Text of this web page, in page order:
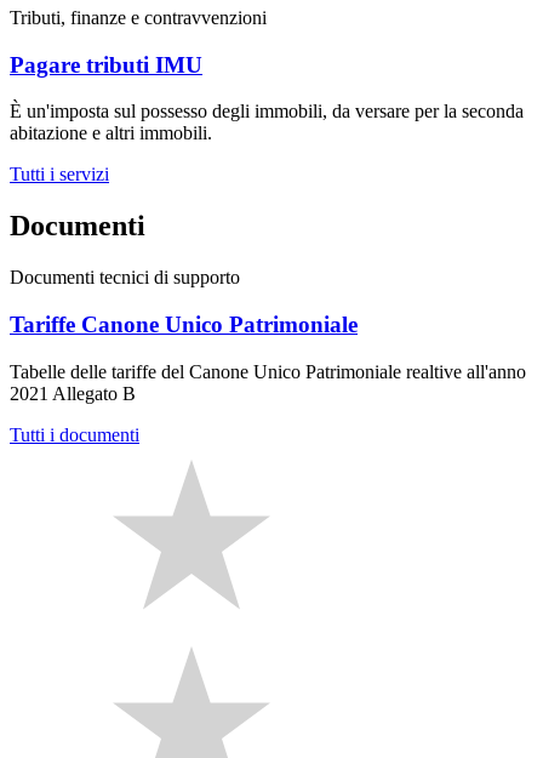
Tributi, finanze e contravvenzioni
Pagare tributi IMU
È un'imposta sul possesso degli immobili, da versare per la seconda
abitazione e altri immobili.
Tutti i servizi
Documenti
Documenti tecnici di supporto
Tariffe Canone Unico Patrimoniale
Tabelle delle tariffe del Canone Unico Patrimoniale realtive all'anno
2021 Allegato B
Tutti i documenti